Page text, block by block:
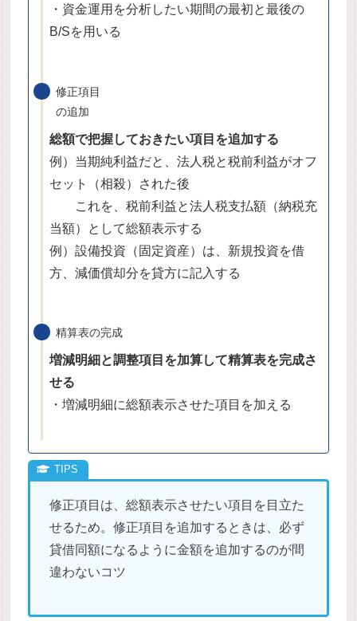
・資金運用を分析したい期間の最初と最後の
B/Sを用いる
修正項目
の追加
総額で把握しておきたい項目を追加する
例）当期純利益だと、法人税と税前利益がオフ
セット（相殺）された後
これを、税前利益と法人税支払額（納税充
当額）として総額表示する
例）設備投資（固定資産）は、新規投資を借
方、減価償却分を貸方に記入する
精算表の完成
増減明細と調整項目を加算して精算表を完成さ
せる
・増減明細に総額表示させた項目を加える
修正項目は、総額表示させたい項目を目立た
せるため。修正項目を追加するときは、必ず
貸借同額になるように金額を追加するのが間
違わないコツ